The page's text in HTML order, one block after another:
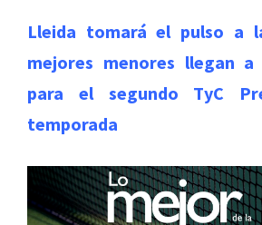
Lleida tomará el pulso a
mejores menores llegan
para el segundo TyC
temporada